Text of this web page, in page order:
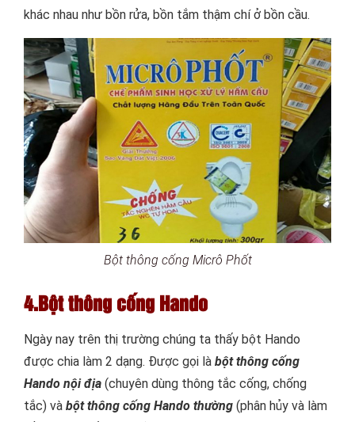
khác nhau như bồn rửa, bồn tắm thậm chí ở bồn cầu.
Bột thông cống Micrô Phốt
4.Bột thông cống Hando
Ngày nay trên thị trường chúng ta thấy bột Hando
được chia làm 2 dạng. Được gọi là bột thông cống
Hando nội địa (chuyên dùng thông tắc cống, chống
tắc) và bột thông cống Hando thường (phân hủy và làm